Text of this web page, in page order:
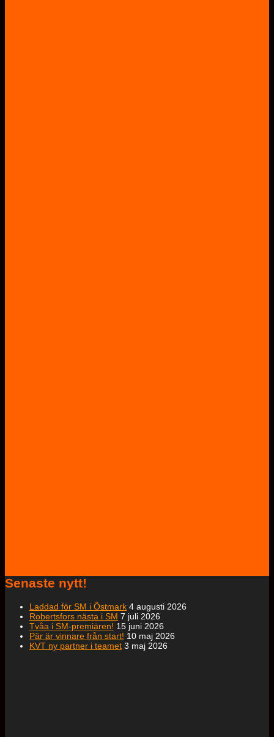
Senaste nytt!
Laddad för SM i Östmark 4 augusti 2026
Robertsfors nästa i SM 7 juli 2026
Tvåa i SM-premiären! 15 juni 2026
Pär är vinnare från start! 10 maj 2026
KVT ny partner i teamet 3 maj 2026